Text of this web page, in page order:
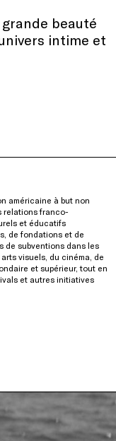
beauté
intime et
américaine à but non
relations franco-
et éducatifs
de fondations et de
de subventions dans les
visuels, du cinéma, de
et supérieur, tout en
et autres initiatives